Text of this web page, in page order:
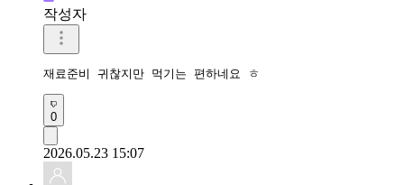
작성자
0
2026.05.23 15:07